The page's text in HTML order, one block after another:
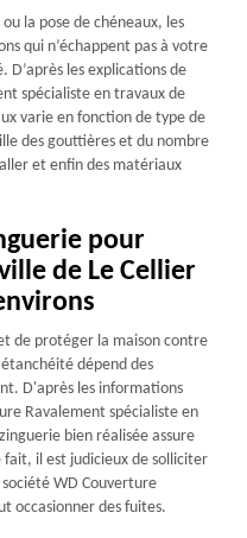
la pose de chéneaux, les
qui n’échappent pas à votre
les explications de
spécialiste en travaux de
varie en fonction de type de
des gouttières et du nombre
et enfin des matériaux
pour
de Le Cellier
de protéger la maison contre
dépend des
D'après les informations
Ravalement spécialiste en
bien réalisée assure
il est judicieux de solliciter
WD Couverture
occasionner des fuites.